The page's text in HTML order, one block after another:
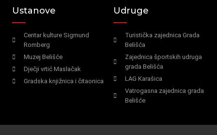
Ustanove
Centar kulture Sigmund
Romberg
Muzej Belišće
Dječji vrtić Maslačak
Gradska knjižnica i čitaonica
Udruge
Turistička zajednica Grada
Belišća
Zajednica športskih udruga
grada Belišća
LAG Karašica
Vatrogasna zajednica grada
Belišće